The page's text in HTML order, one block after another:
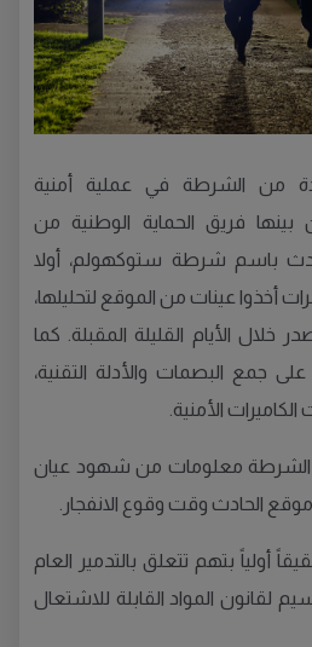
من الشرطة في عملية أمنية
فريق الحماية الوطنية من
باسم شرطة ستوكهولم، أولا
أخذوا عينات من الموقع لتحليلها،
خلال الأيام القليلة المقبلة. كما
على جمع البصمات والأدلة التقنية،
الأمنية.
معلومات من شهود عيان
الحادث وقت وقوع الانفجار.
أولياً بتهم تتعلق بالتدمير العام
لقانون المواد القابلة للاشتعال